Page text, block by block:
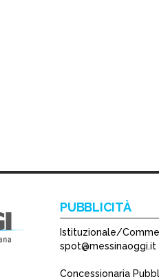
PUBBLICITÀ
Istituzionale/
spot@messinaoggi.it
Concessionaria